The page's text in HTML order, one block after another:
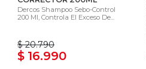
Dercos Shampoo Sebo-Control
200 Ml, Controla El Exceso De...
$ 20.790
$ 16.990